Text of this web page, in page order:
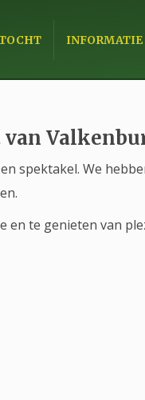
INFORMATIE
spektakel. We
en te genieten van